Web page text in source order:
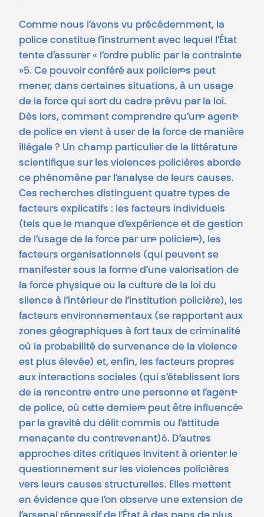
Comme nous l’avons vu précédemment, la
police constitue l’instrument avec lequel l’État
tente d’assurer « l’ordre public par la contrainte
»5. Ce pouvoir conféré aux policier·es peut
mener, dans certaines situations, à un usage
de la force qui sort du cadre prévu par la loi.
Dès lors, comment comprendre qu’un·e agent·e
de police en vient à user de la force de manière
illégale ? Un champ particulier de la littérature
scientifique sur les violences policières aborde
ce phénomène par l’analyse de leurs causes.
Ces recherches distinguent quatre types de
facteurs explicatifs : les facteurs individuels
(tels que le manque d’expérience et de gestion
de l’usage de la force par un·e policier·e), les
facteurs organisationnels (qui peuvent se
manifester sous la forme d’une valorisation de
la force physique ou la culture de la loi du
silence à l’intérieur de l’institution policière), les
facteurs environnementaux (se rapportant aux
zones géographiques à fort taux de criminalité
où la probabilité de survenance de la violence
est plus élevée) et, enfin, les facteurs propres
aux interactions sociales (qui s’établissent lors
de la rencontre entre une personne et l’agent·e
de police, où ce·tte dernier·e peut être influencé·e
par la gravité du délit commis ou l’attitude
menaçante du contrevenant)6. D’autres
approches dites critiques invitent à orienter le
questionnement sur les violences policières
vers leurs causes structurelles. Elles mettent
en évidence que l’on observe une extension de